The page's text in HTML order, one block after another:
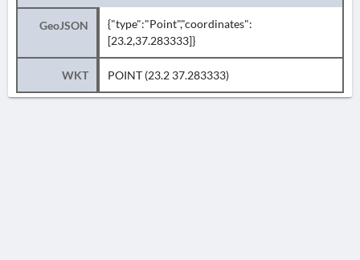
GeoJSON
{"type":"Point","coordinates":
[23.2,37.283333]}
WKT POINT (23.2 37.283333)